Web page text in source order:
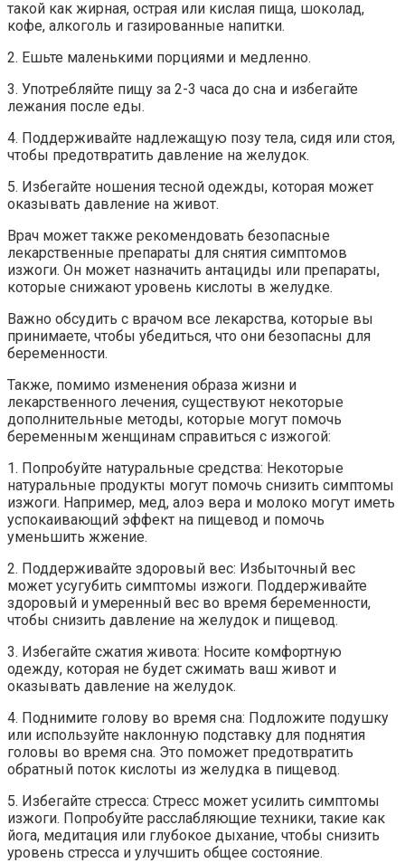
такой как жирная, острая или кислая пища, шоколад,
кофе, алкоголь и газированные напитки.
2. Ешьте маленькими порциями и медленно.
3. Употребляйте пищу за 2-3 часа до сна и избегайте
лежания после еды.
4. Поддерживайте надлежащую позу тела, сидя или стоя,
чтобы предотвратить давление на желудок.
5. Избегайте ношения тесной одежды, которая может
оказывать давление на живот.
Врач может также рекомендовать безопасные
лекарственные препараты для снятия симптомов
изжоги. Он может назначить антациды или препараты,
которые снижают уровень кислоты в желудке.
Важно обсудить с врачом все лекарства, которые вы
принимаете, чтобы убедиться, что они безопасны для
беременности.
Также, помимо изменения образа жизни и
лекарственного лечения, существуют некоторые
дополнительные методы, которые могут помочь
беременным женщинам справиться с изжогой:
1. Попробуйте натуральные средства: Некоторые
натуральные продукты могут помочь снизить симптомы
изжоги. Например, мед, алоэ вера и молоко могут иметь
успокаивающий эффект на пищевод и помочь
уменьшить жжение.
2. Поддерживайте здоровый вес: Избыточный вес
может усугубить симптомы изжоги. Поддерживайте
здоровый и умеренный вес во время беременности,
чтобы снизить давление на желудок и пищевод.
3. Избегайте сжатия живота: Носите комфортную
одежду, которая не будет сжимать ваш живот и
оказывать давление на желудок.
4. Поднимите голову во время сна: Подложите подушку
или используйте наклонную подставку для поднятия
головы во время сна. Это поможет предотвратить
обратный поток кислоты из желудка в пищевод.
5. Избегайте стресса: Стресс может усилить симптомы
изжоги. Попробуйте расслабляющие техники, такие как
йога, медитация или глубокое дыхание, чтобы снизить
уровень стресса и улучшить общее состояние.